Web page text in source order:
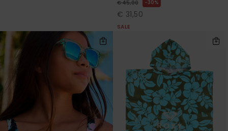
€ 45,00 30%
€ 31,50
SALE